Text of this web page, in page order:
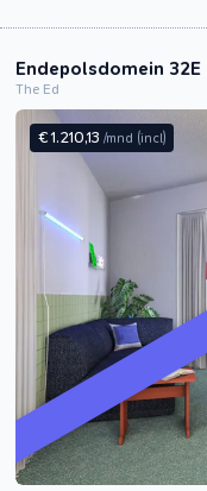
Endepolsdomein 32E
The Ed
€ 1.210,13 /mnd (incl)